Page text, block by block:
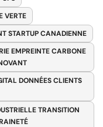
VERTE
STARTUP CANADIENNE
EMPREINTE CARBONE
DONNÉES CLIENTS
TRANSITION